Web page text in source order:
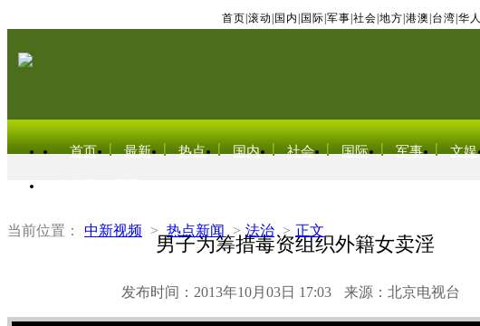
首页 滚动 国内 国际 军事 社会 地方 港澳 台湾 华人
首页 最新 热点 国内 社会 国际 军事 文娱
当前位置： 中新视频 > 热点新闻 > 法治 > 正文
男子为筹措毒资组织外籍女卖淫
发布时间：2013年10月03日 17:03 来源：北京电视台